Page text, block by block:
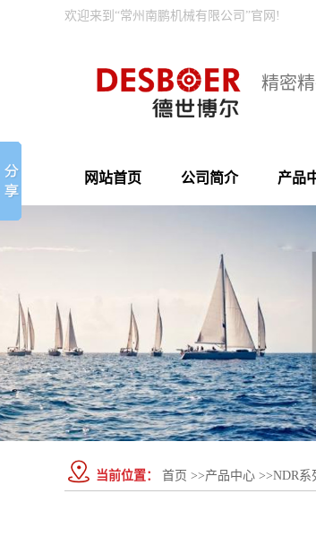
欢迎来到“常州南鹏机械有限公司”官网!
精密
网站首页 公司简介 产品
当前位置： 首页 >>产品中心 >>NDR系